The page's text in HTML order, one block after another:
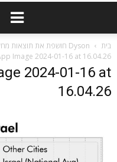
בית
Dyson חושפת את תוצאות מחקר נתוני איכות האוויר הגלובלי הראשון שלה.
Image 2024-01-16 at 16.04.26
2024-01-16 at
16.04.26